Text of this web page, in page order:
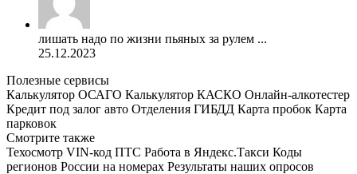
лишать надо по жизни пьяных за рулем ...
25.12.2023
Полезные сервисы
Калькулятор ОСАГО Калькулятор КАСКО Онлайн-алкотестер
Кредит под залог авто Отделения ГИБДД Карта пробок Карта
парковок
Смотрите также
Техосмотр VIN-код ПТС Работа в Яндекс.Такси Коды
регионов России на номерах Результаты наших опросов